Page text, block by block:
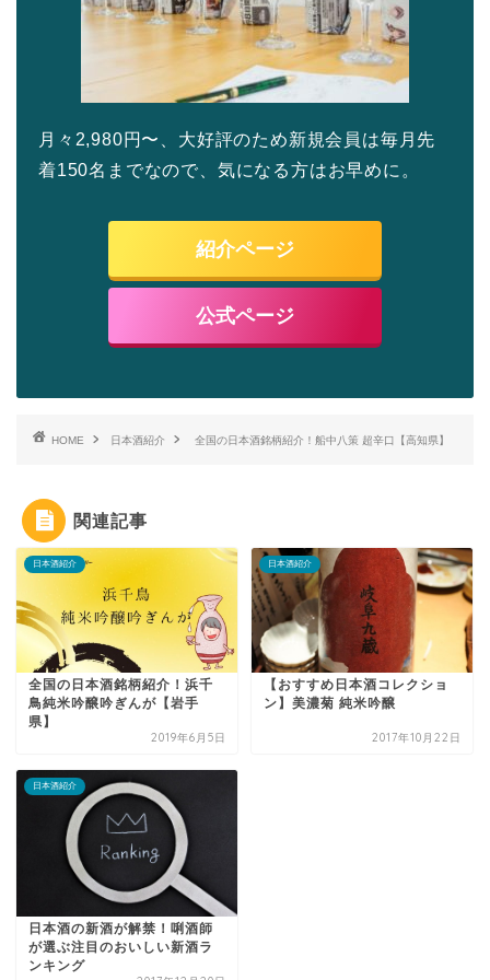
月々2,980円〜、大好評のため新規会員は毎月先
着150名までなので、気になる方はお早めに。
紹介ページ
公式ページ
HOME 日本酒紹介 全国の日本酒銘柄紹介！船中八策 超辛口【高知県】
関連記事
日本酒紹介
全国の日本酒銘柄紹介！浜千
鳥純米吟醸吟ぎんが【岩手
県】
2019年6月5日
日本酒紹介
【おすすめ日本酒コレクショ
ン】美濃菊 純米吟醸
2017年10月22日
日本酒紹介
日本酒の新酒が解禁！唎酒師
が選ぶ注目のおいしい新酒ラ
ンキング